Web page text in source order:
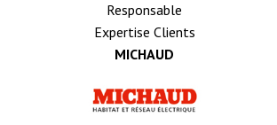
Responsable
Expertise Clients
MICHAUD